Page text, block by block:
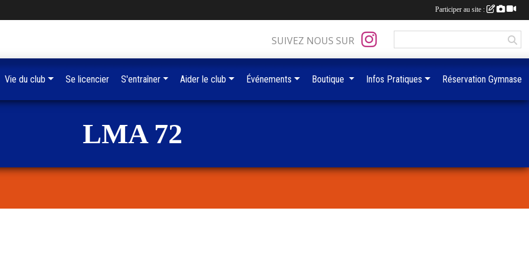
LMA 72
SUIVEZ NOUS SUR
Vie du club Se licencier S'entraîner Aider le club Événements Boutique Infos Pratiques Réservation Gymnase
Participer au site :